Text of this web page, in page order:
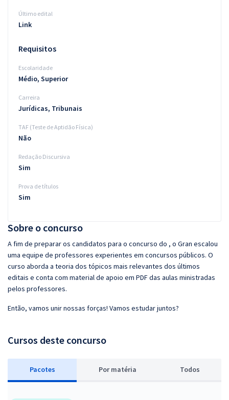
Sobre o concurso
A fim de preparar os candidatos para o concurso do , o Gran escalou
uma equipe de professores experientes em concursos públicos. O
curso aborda a teoria dos tópicos mais relevantes dos últimos
editais e conta com material de apoio em PDF das aulas ministradas
pelos professores.
Então, vamos unir nossas forças! Vamos estudar juntos?
Cursos deste concurso
Pacotes Por matéria Todos
Último edital
Link
Requisitos
Escolaridade
Médio, Superior
Carreira
Jurídicas, Tribunais
TAF (Teste de Aptidão Física)
Não
Redação Discursiva
Sim
Prova de títulos
Sim